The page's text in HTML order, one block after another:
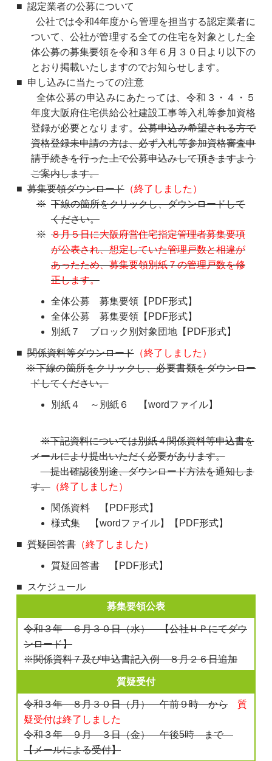
認定業者の公募について
公社では令和4年度から管理を担当する認定業者に
ついて、公社が管理する全ての住宅を対象とした全
体公募の募集要領を令和３年６月３０日より以下の
とおり掲載いたしますのでお知らせします。
申し込みに当たっての注意
全体公募の申込みにあたっては、令和３・４・５
年度大阪府住宅供給公社建設工事等入札等参加資格
登録が必要となります。 公募申込み希望される方で
資格登録未申請の方は、必ず入札等参加資格審査申
請手続きを行った上で公募申込みして頂きますよう
ご案内します。
募集要領ダウンロード（終了しました）
下線の箇所をクリックし、ダウンロードして
ください。
８月５日に大阪府営住宅指定管理者募集要項
が公表され、想定していた管理戸数と相違が
あったため、募集要領別紙７の管理戸数を修
正します。
全体公募 募集要領【PDF形式】
全体公募 募集要領【PDF形式】
別紙７ ブロック別対象団地【PDF形式】
関係資料等ダウンロード（終了しました）
※下線の箇所をクリックし、必要書類をダウンロー
ドしてください。
別紙４ ～別紙６ 【wordファイル】
※下記資料については別紙４関係資料等申込書を
メールにより提出いただく必要があります。
提出確認後別途、ダウンロード方法を通知しま
す。（終了しました）
関係資料 【PDF形式】
様式集 【wordファイル】【PDF形式】
質疑回答書（終了しました）
質疑回答書 【PDF形式】
スケジュール
募集要領公表
令和３年 ６月３０日（水） 【公社ＨＰにてダウ
ンロード】
※関係資料７及び申込書記入例 ８月２６日追加
質疑受付
令和３年 ８月３０日（月） 午前９時 から
質
疑受付は終了しました
令和３年 ９月 ３日（金） 午後5時 まで
【メールによる受付】